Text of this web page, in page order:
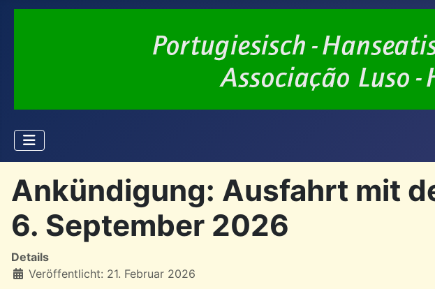
Ankündigung: Ausfahrt mit
6. September 2026
Details
Veröffentlicht: 21. Februar 2026